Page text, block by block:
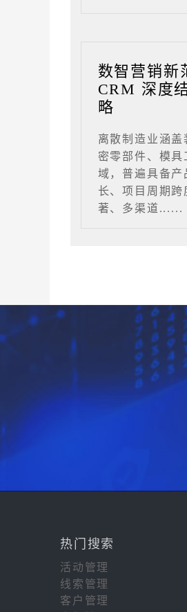
数智营销新
CRM 深度
略
离散制造业涵
密零部件、模
域，普遍具备产
长、项目周期跨
著、多渠道......
热门搜索
活动管理
线索管理
客户管理